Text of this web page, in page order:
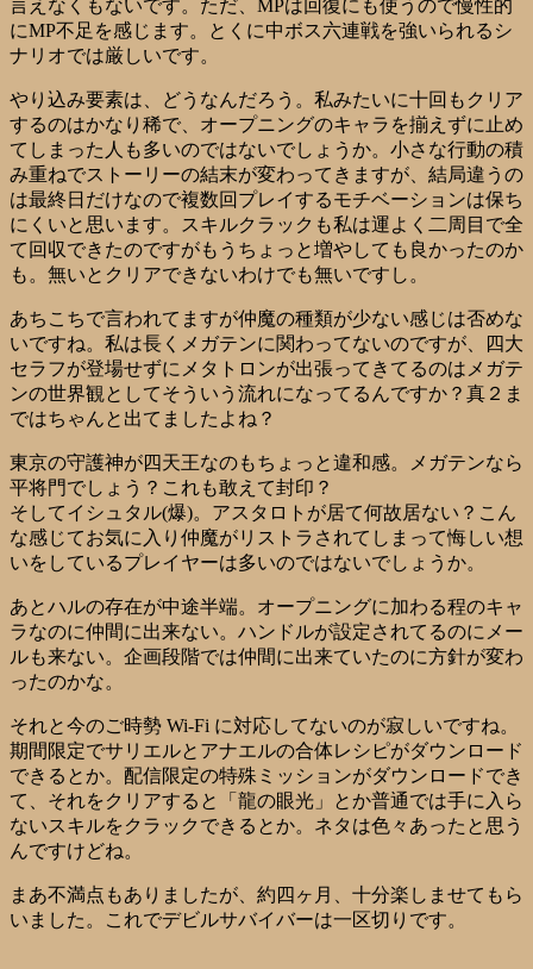
言えなくもないです。ただ、MPは回復にも使うので慢性的
にMP不足を感じます。とくに中ボス六連戦を強いられるシ
ナリオでは厳しいです。
やり込み要素は、どうなんだろう。私みたいに十回もクリア
するのはかなり稀で、オープニングのキャラを揃えずに止め
てしまった人も多いのではないでしょうか。小さな行動の積
み重ねでストーリーの結末が変わってきますが、結局違うの
は最終日だけなので複数回プレイするモチベーションは保ち
にくいと思います。スキルクラックも私は運よく二周目で全
て回収できたのですがもうちょっと増やしても良かったのか
も。無いとクリアできないわけでも無いですし。
あちこちで言われてますが仲魔の種類が少ない感じは否めな
いですね。私は長くメガテンに関わってないのですが、四大
セラフが登場せずにメタトロンが出張ってきてるのはメガテ
ンの世界観としてそういう流れになってるんですか？真２ま
ではちゃんと出てましたよね？
東京の守護神が四天王なのもちょっと違和感。メガテンなら
平将門でしょう？これも敢えて封印？
そしてイシュタル(爆)。アスタロトが居て何故居ない？こん
な感じてお気に入り仲魔がリストラされてしまって悔しい想
いをしているプレイヤーは多いのではないでしょうか。
あとハルの存在が中途半端。オープニングに加わる程のキャ
ラなのに仲間に出来ない。ハンドルが設定されてるのにメー
ルも来ない。企画段階では仲間に出来ていたのに方針が変わ
ったのかな。
それと今のご時勢 Wi-Fi に対応してないのが寂しいですね。
期間限定でサリエルとアナエルの合体レシピがダウンロード
できるとか。配信限定の特殊ミッションがダウンロードでき
て、それをクリアすると「龍の眼光」とか普通では手に入ら
ないスキルをクラックできるとか。ネタは色々あったと思う
んですけどね。
まあ不満点もありましたが、約四ヶ月、十分楽しませてもら
いました。これでデビルサバイバーは一区切りです。